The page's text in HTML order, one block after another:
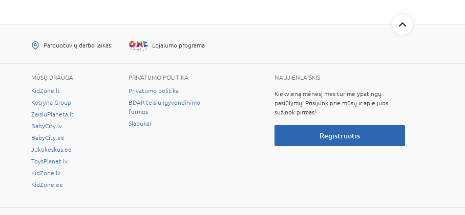
Parduotuvių darbo laikas Lojalumo programa
MŪSŲ DRAUGAI
KidZone.lt
Kotryna Group
ZaisluPlaneta.lt
BabyCity.lv
BabyCity.ee
Jukukeskus.ee
ToysPlanet.lv
KidZone.lv
KidZone.ee
PRIVATUMO POLITIKA
Privatumo politika
BDAR teisių įgyvendinimo
formos
Slapukai
NAUJIENLAIŠKIS
Kiekvieną mėnesį mes turime ypatingų
pasiūlymų! Prisijunk prie mūsų ir apie juos
sužinok pirmas!
Registruotis